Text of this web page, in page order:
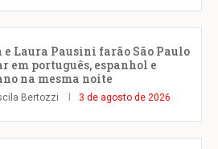
e Laura Pausini farão São Paulo
em português, espanhol e
na mesma noite
Bertozzi 3 de agosto de 2026